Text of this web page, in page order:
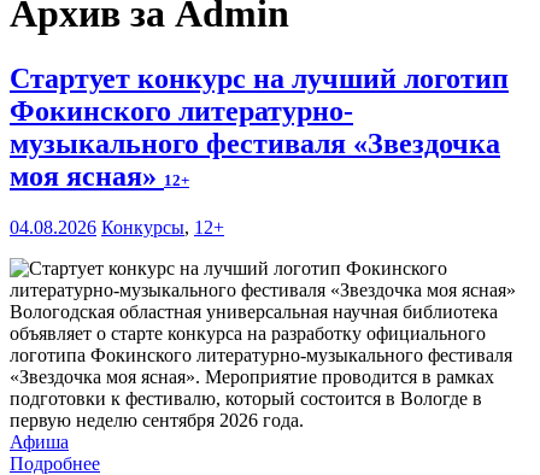
Архив за Admin
Стартует конкурс на лучший логотип
Фокинского литературно-
музыкального фестиваля «Звездочка
моя ясная» 12+
04.08.2026 Конкурсы, 12+
Вологодская областная универсальная научная библиотека
объявляет о старте конкурса на разработку официального
логотипа Фокинского литературно-музыкального фестиваля
«Звездочка моя ясная». Мероприятие проводится в рамках
подготовки к фестивалю, который состоится в Вологде в
первую неделю сентября 2026 года.
Афиша
Подробнее